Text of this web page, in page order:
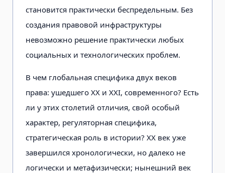
становится практически беспредельным. Без
создания правовой инфраструктуры
невозможно решение практически любых
социальных и технологических проблем.
В чем глобальная специфика двух веков
права: ушедшего XX и XXI, современного? Есть
ли у этих столетий отличия, свой особый
характер, регуляторная специфика,
стратегическая роль в истории? XX век уже
завершился хронологически, но далеко не
логически и метафизически; нынешний век